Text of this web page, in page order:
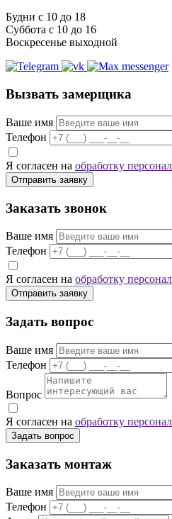
Будни с 10 до 18
Суббота с 10 до 16
Воскресенье выходной
Вызвать замерщика
Ваше имя
Телефон
Я согласен на обработку
Отправить заявку
Заказать звонок
Ваше имя
Телефон
Я согласен на обработку
Отправить заявку
Задать вопрос
Ваше имя
Телефон
Вопрос
Я согласен на обработку
Задать вопрос
Заказать монтаж
Ваше имя
Телефон